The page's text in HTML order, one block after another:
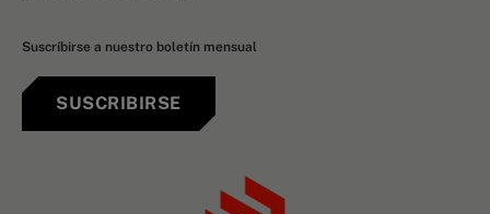
Suscríbirse a nuestro boletín mensual
SUSCRIBIRSE